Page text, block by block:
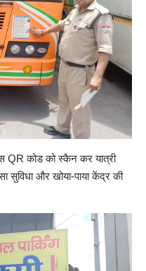
QR कोड को स्कैन कर यात्री
सुविधा और खोया-पाया केंद्र की